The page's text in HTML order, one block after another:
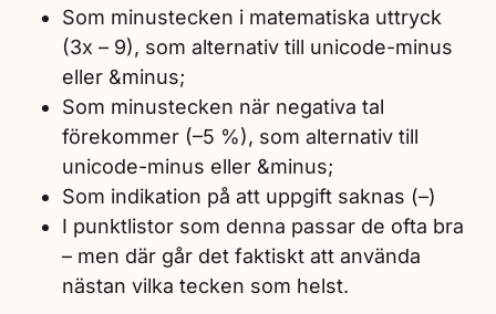
Som minustecken i matematiska uttryck
(3x – 9), som alternativ till unicode-minus
eller &minus;
Som minustecken när negativa tal
förekommer (–5 %), som alternativ till
unicode-minus eller &minus;
Som indikation på att uppgift saknas (–)
I punktlistor som denna passar de ofta bra
– men där går det faktiskt att använda
nästan vilka tecken som helst.